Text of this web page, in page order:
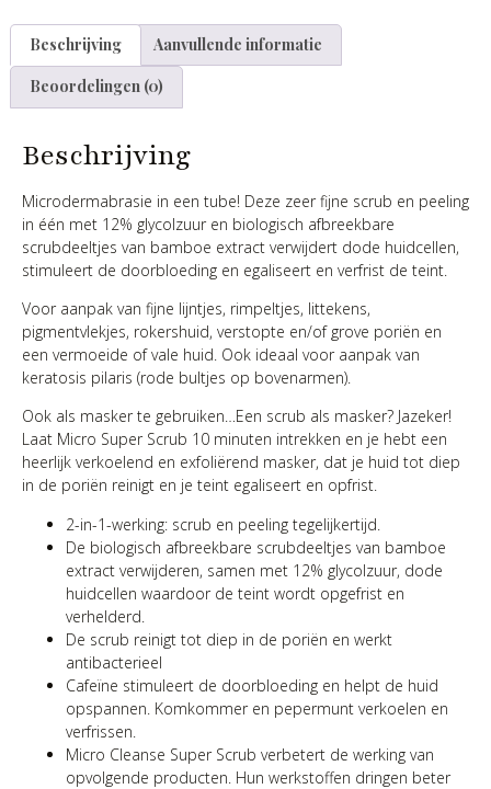
Beschrijving Aanvullende informatie
Beoordelingen (0)
Beschrijving
Microdermabrasie in een tube! Deze zeer fijne scrub en peeling
in één met 12% glycolzuur en biologisch afbreekbare
scrubdeeltjes van bamboe extract verwijdert dode huidcellen,
stimuleert de doorbloeding en egaliseert en verfrist de teint.
Voor aanpak van fijne lijntjes, rimpeltjes, littekens,
pigmentvlekjes, rokershuid, verstopte en/of grove poriën en
een vermoeide of vale huid. Ook ideaal voor aanpak van
keratosis pilaris (rode bultjes op bovenarmen).
Ook als masker te gebruiken…Een scrub als masker? Jazeker!
Laat Micro Super Scrub 10 minuten intrekken en je hebt een
heerlijk verkoelend en exfoliërend masker, dat je huid tot diep
in de poriën reinigt en je teint egaliseert en opfrist.
2-in-1-werking: scrub en peeling tegelijkertijd.
De biologisch afbreekbare scrubdeeltjes van bamboe
extract verwijderen, samen met 12% glycolzuur, dode
huidcellen waardoor de teint wordt opgefrist en
verhelderd.
De scrub reinigt tot diep in de poriën en werkt
antibacterieel
Cafeïne stimuleert de doorbloeding en helpt de huid
opspannen. Komkommer en pepermunt verkoelen en
verfrissen.
Micro Cleanse Super Scrub verbetert de werking van
opvolgende producten. Hun werkstoffen dringen beter